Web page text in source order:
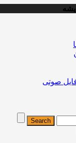
صوتی